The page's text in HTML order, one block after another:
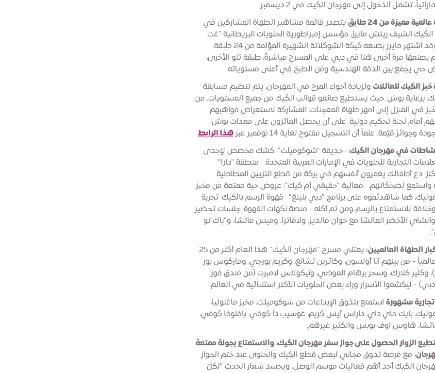
تشمل الدخول إلى مهرجان الكيك في 2 ديسمبر.
مميزة من 24 طابق
يتصدر قائمة مشاهير الطهاة المشاركين في
الشيف ريتش مايرز، مؤسس إمبراطورية الحلويات البريطانية "غت
بيكد". وقد اشتهر مايرز بصنعه كيكة الشوكلاتة الشهيرة المؤلفة من 24 طبقة.
بصنعها مرة أخرى هنا في دبي على المسرح مباشرةً، طبقة تلو الأخرى،
يجمع بين الدقة الهندسية وفن الطبخ في أعلى مستوياته.
الكيك للعائلات ولزيادة أجواء المرح في المهرجان، يتم تنظيم مسابقة
برعاية بوش. حيث يستطيع صانعو قوالب الكيك من جميع المستويات، من
في المنزل إلى أمهر طهاة المعجنات، المشاركة لاستعراض مواهبهم
أمام لجنة تحكيم دولية. على أن يحصل الفائزون على معدات بوش
وجوائز قيّمة. علماً أن التسجيل مفتوح لغاية 14 نوفمبر عبر
هذا الرابط
في مهرجان الكيك: · حديقة "شوكوميلت": كشك مخصص لإحدى
التجارية للحلويات في الإمارات العربية المتحدة. · منطقة "دارا"
دع أطفالك يغمرون أنفسهم في بركة من قطع التزيين المطاطية
واستمع لضحكاتهم. · فعالية "حقيقي أم كيك": عروض حية ممتعة من مخبز
كما شاهدتموه على برنامج "دبي بلينغ" · قهوة الرسم بالكيك: تجربة
للاستمتاع بالرسم ومن ثم أكله. · منصة نكهات القهوة: جلسات تحضير
الأخضر الماتشا مع خوان فالديز، ولافاتزا، وميس ماتشا، و"باك تو
الطهاة العالميين:
يعتلي مسرح "مهرجان الكيك" هذا العام أكثر من 25
- من بينهم آنا أولسون، وكاثرين تشانغ، وكريم بورجي، وماركوس بور
وكلير كلارك، وسحر برهام العوضي، ونيكولاس لامبرت (من فندق فور
- ليكشفوا الأسرار وراء بعض الحلويات الأكثر استثنائية في العالم.
مشهورة استمتع بتذوق الإبداعات من شوكوميلت، مخبز ماغنوليا،
بايك ماي داي، داراس أيس كريم، غوسيب ذا كوفي، بافلوفا كوفي،
هاوس اوف بوبس والكثير غيرهم.
الزوار الحصول على جواز سفر مهرجان الكيك، والاستمتاع بجولة ممتعة
مع فرصة تذوق مجاني لبعض قطع الكيك والحلوى عند ختم الجواز.
الكيك أحد أهم فعاليات موسم الوصل، ويجسد شعار الحدث "لكلّ